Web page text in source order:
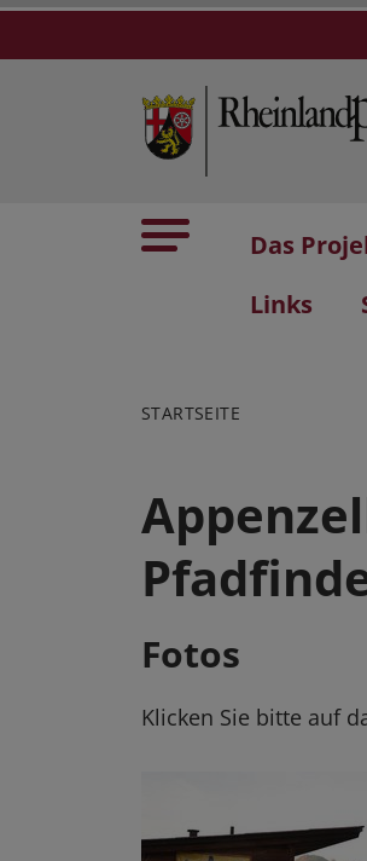
Das
Links
STARTSEITE
Fotos
Klicken Sie bitte auf